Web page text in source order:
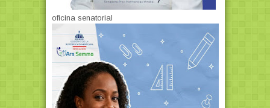
oficina senatorial